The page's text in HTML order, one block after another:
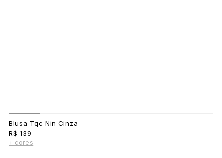
+
Blusa Tqc Nin Cinza
R$ 139
+ cores